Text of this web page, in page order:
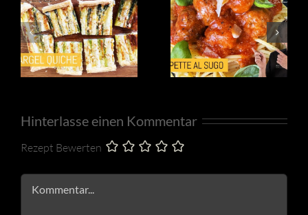
Hinterlasse einen Kommentar
Rezept Bewerten
Kommentar